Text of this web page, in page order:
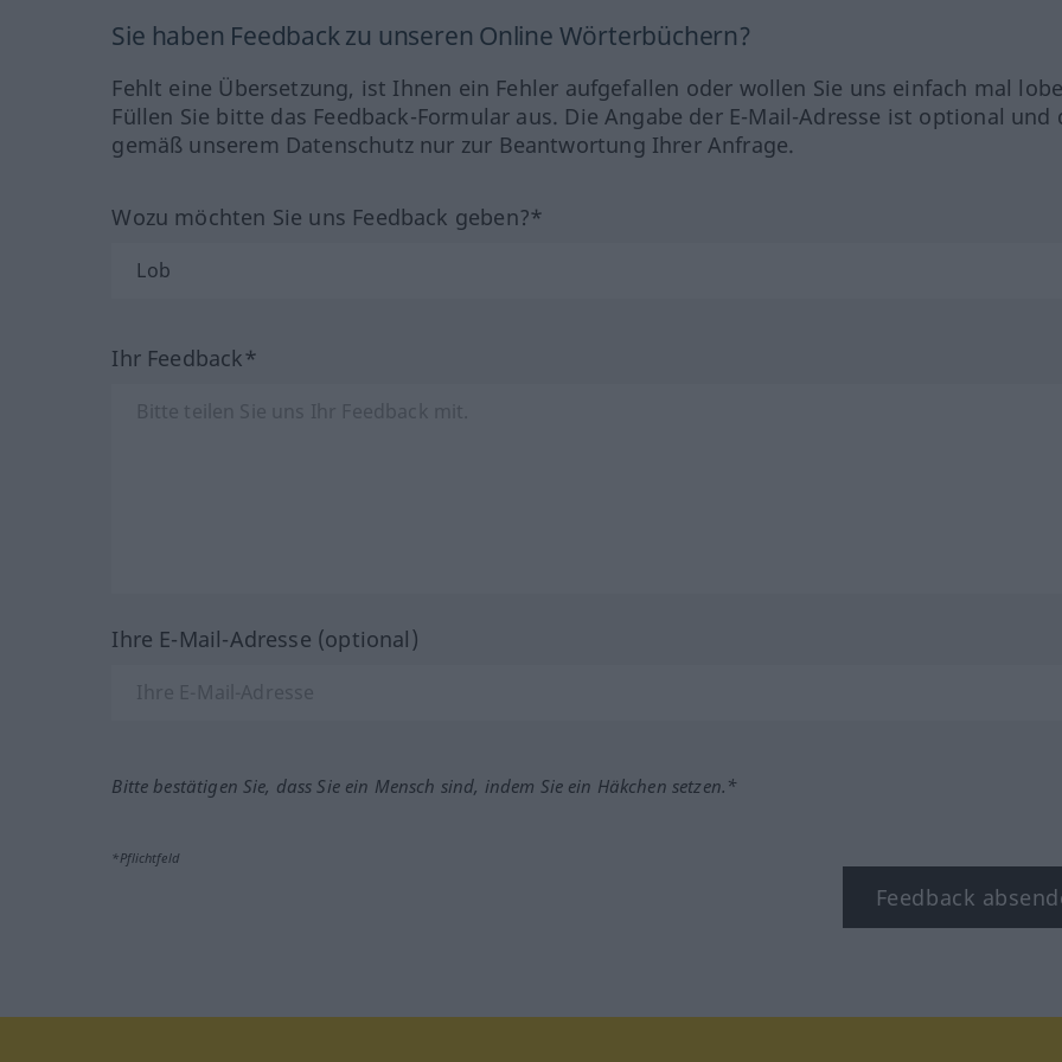
Sie haben Feedback zu unseren Online Wörterbüchern?
Fehlt eine Übersetzung, ist Ihnen ein Fehler aufgefallen oder wollen Sie uns einfach mal
Füllen Sie bitte das Feedback-Formular aus. Die Angabe der E-Mail-Adresse ist optional und
gemäß unserem Datenschutz nur zur Beantwortung Ihrer Anfrage.
Wozu möchten Sie uns Feedback geben?*
Ihr Feedback*
Ihre E-Mail-Adresse (optional)
Bitte bestätigen Sie, dass Sie ein Mensch sind, indem Sie ein Häkchen setzen.*
*Pflichtfeld
Feedback